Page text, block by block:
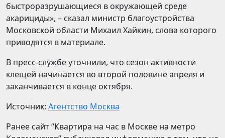
быстроразрушающиеся в окружающей среде
акарициды», – сказал министр благоустройства
Московской области Михаил Хайкин, слова которого
приводятся в материале.
В пресс-службе уточнили, что сезон активности
клещей начинается во второй половине апреля и
заканчивается в конце октября.
Источник: Агентство Москва
Ранее сайт “Квартира на час в Москве на метро